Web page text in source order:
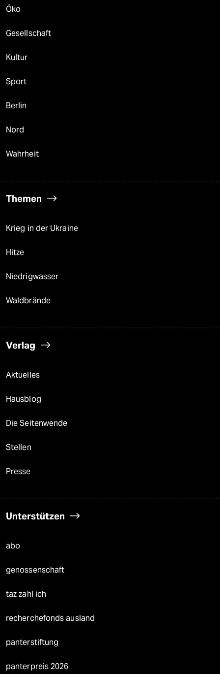
Öko
Gesellschaft
Kultur
Sport
Berlin
Nord
Wahrheit
Themen
Krieg in der Ukraine
Hitze
Niedrigwasser
Waldbrände
Verlag
Aktuelles
Hausblog
Die Seitenwende
Stellen
Presse
Unterstützen
abo
genossenschaft
taz zahl ich
recherchefonds ausland
panterstiftung
panterpreis 2026